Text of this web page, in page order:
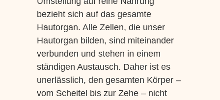
bezieht sich auf das gesamte
Hautorgan. Alle Zellen, die unser
Hautorgan bilden, sind miteinander
verbunden und stehen in einem
ständigen Austausch. Daher ist es
unerlässlich, den gesamten Körper –
vom Scheitel bis zur Zehe – nicht